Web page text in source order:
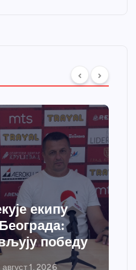
екипу
победу
август 1, 2026